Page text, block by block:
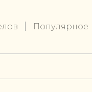
Популярное